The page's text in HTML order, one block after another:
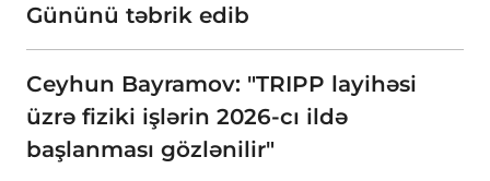
Gününü təbrik edib
Ceyhun Bayramov: "TRIPP layihəsi
üzrə fiziki işlərin 2026-cı ildə
başlanması gözlənilir"